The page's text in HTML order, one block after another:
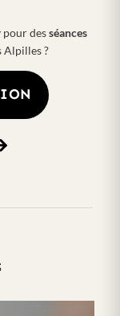
pour desséances
Alpilles ?